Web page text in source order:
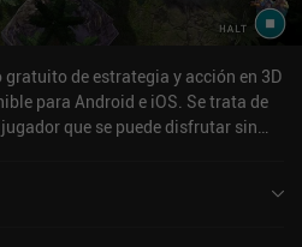
gratuito de estrategia y acción en 3D
para Android e iOS. Se trata de
que se puede disfrutar sin
una puntuación de 4,6